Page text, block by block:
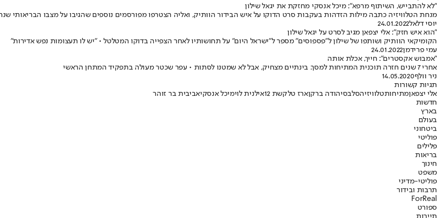
"לא להתבייש, השיתוף מרפא": מיכל אנסקי מחזקת את יגאל שילון
מנחת הטלוויזיה כתבה מילות הזדהות בעקבות סרט הדוקו על איש הבידור הוותיק, ואליה הצטרפו מפורסמים נוספים שהגיבו על מצבו הבריאותי
יוסי דלאל24.01.2022
"הוא איש חזק": אלי יצפאן מגיב לסרט על יגאל שילון
הקומיקאי הוותיק ושותפו של שילון ל"פספוסים" מספר ל"ישראל היום" על תחושותיו לאחר הצפייה בדוקו המטלטל • "יש לו תעצומות נפש אדירות"
עמי פרידמן24.01.2022
"אמבוש אקסטרים": חייך, אכלת אותה
אחרי 7 שנים חזרה תוכנית המתיחות למסך. בינתיים מצחיק, אבל לא שמטנו לסתות • עפר שכטר מעולה בתפקיד המתחן הראשי
ניר וולף14.05.2020
תגיות קשורות
אלי יצפאןמתיחותטלוויזיהסלבסיהודה ברקןארז טלקשת 12 אילנית לוימיכל אנסקיאביבית בר זוהר
חדשות
בארץ
בעולם
ביטחוני
פוליטי
פלילים
בריאות
חינוך
משפט
פוליטי-מדיני
תרבות ובידור
ForReal
ספורט